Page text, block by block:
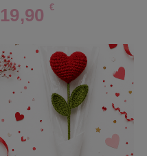
19,90 €